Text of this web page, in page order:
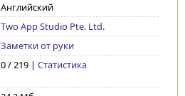
Английский
Two App Studio Pte. Ltd.
Заметки от руки
0 / 219 | Статистика